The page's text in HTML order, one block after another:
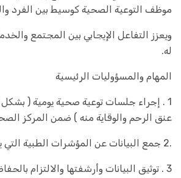
موظف التوعیة الصحیة کوسیط بین الفرد
ویعزز التفاعل الإیجابي بین المجتمع
له.
المهام والمسؤولیات الرئیسیة
1 . إجراء جلسات توعیة صحیة یومیة (
عنق الرحم والوقایة منه ) ضمن المرکز
.2 جمع البیانات عن المؤشرات الطبیة التي یتم تحدیدها مسبقا
3 . توثیق البیانات وأرشفتها والالتزام